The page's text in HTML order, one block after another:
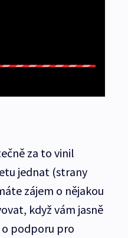
za to vinil
jednat (strany
zájem o nějakou
když vám jasně
o podporu pro